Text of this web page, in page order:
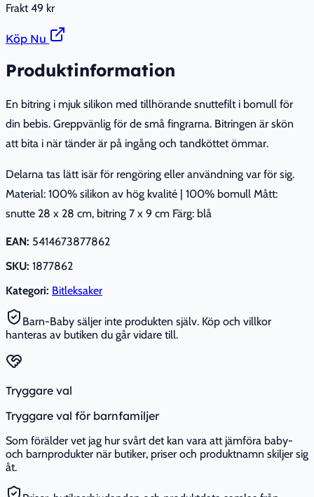
Frakt49 kr
Köp Nu
Produktinformation
En bitring i mjuk silikon med tillhörande snuttefilt i bomull för
din bebis. Greppvänlig för de små fingrarna. Bitringen är skön
att bita i när tänder är på ingång och tandköttet ömmar.
Delarna tas lätt isär för rengöring eller användning var för sig.
Material: 100% silikon av hög kvalité | 100% bomull Mått:
snutte 28 x 28 cm, bitring 7 x 9 cm Färg: blå
EAN: 5414673877862
SKU: 1877862
Kategori: Bitleksaker
Barn-Baby säljer inte produkten själv. Köp och villkor
hanteras av butiken du går vidare till.
Tryggare val
Tryggare val för barnfamiljer
Som förälder vet jag hur svårt det kan vara att jämföra baby-
och barnprodukter när butiker, priser och produktnamn skiljer sig
åt.